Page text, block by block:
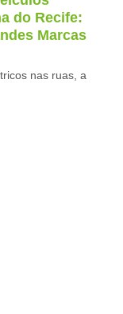
do Recife:
Marcas
nas ruas, a